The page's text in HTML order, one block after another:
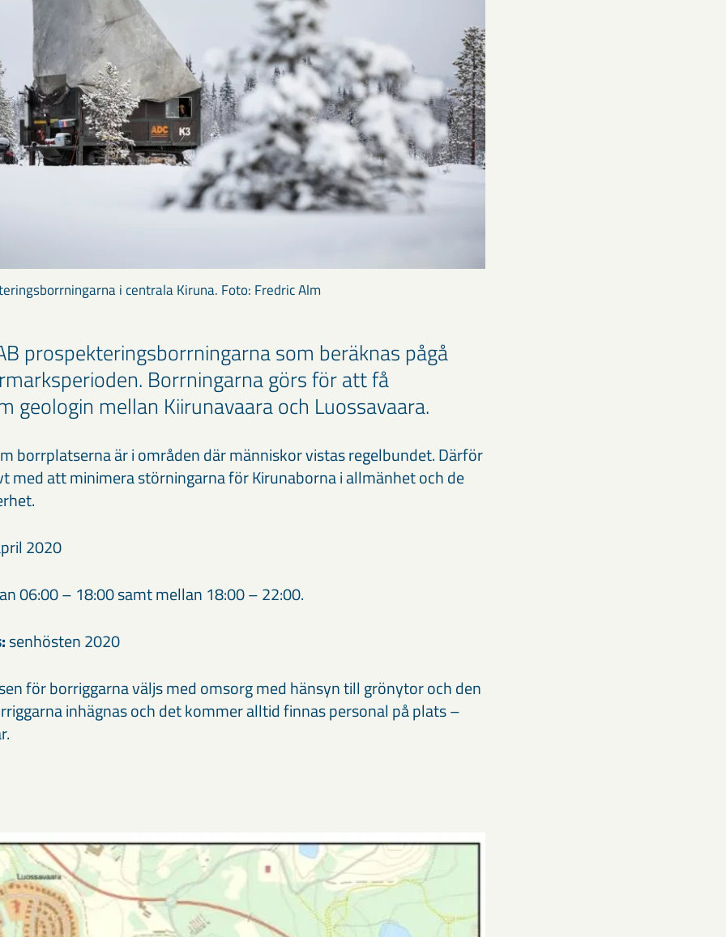
i centrala Kiruna. Foto: Fredric Alm
prospekteringsborrningarna som beräknas pågå
Borrningarna görs för att få
geologin mellan Kiirunavaara och Luossavaara.
borrplatserna är i områden där människor vistas regelbundet. Därför
med att minimera störningarna för Kirunaborna i allmänhet och de
2020
06:00 – 18:00 samt mellan 18:00 – 22:00.
senhösten 2020
för borriggarna väljs med omsorg med hänsyn till grönytor och den
inhägnas och det kommer alltid finnas personal på plats –